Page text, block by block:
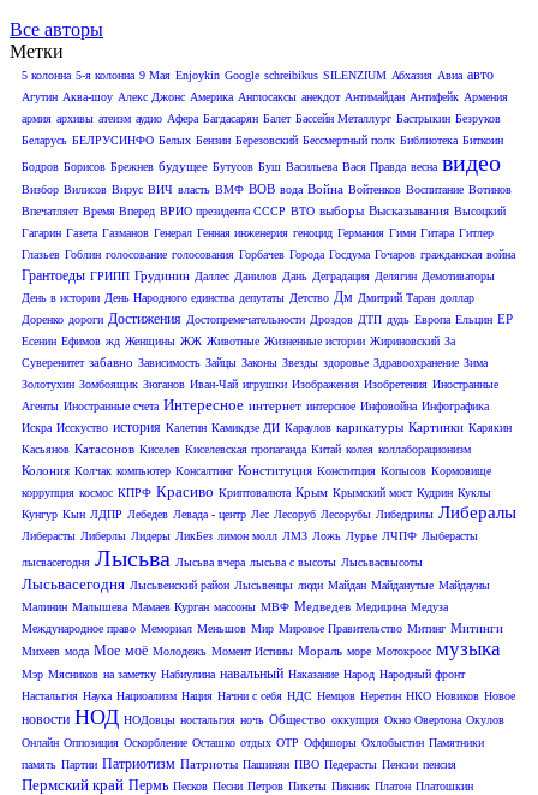
Все авторы
Метки
5 колонна 5-я колонна 9 Мая Enjoykin Google schreibikus SILENZIUM Абхазия Авиа авто
Агутин Аква-шоу Алекс Джонс Америка Англосаксы анекдот Антимайдан Антифейк Армения
армия архивы атеизм аудио Афера Багдасарян Балет Бассейн Металлург Бастрыкин Безруков
Беларусь БЕЛРУСИНФО Белых Бензин Березовский Бессмертный полк Библиотека Биткоин
Бодров Борисов Брежнев будущее Бутусов Буш Васильева Вася Правда весна видео
Визбор Вилисов Вирус ВИЧ власть ВМФ ВОВ вода Война Войтенков Воспитание Вотинов
Впечатляет Время Вперед ВРИО президента СССР ВТО выборы Высказывания Высоцкий
Гагарин Газета Газманов Генерал Генная инженерия геноцид Германия Гимн Гитара Гитлер
Глазьев Гоблин голосование голосования Горбачев Города Госдума Гочаров гражданская война
Грантоеды ГРИПП Грудинин Даллес Данилов Дань Деградация Делягин Демотиваторы
День в истории День Народного единства депутаты Детство Дм Дмитрий Таран доллар
Доренко дороги Достижения Достопремечательности Дроздов ДТП дудь Европа Ельцин ЕР
Есенин Ефимов жд Женщины ЖЖ Животные Жизненные истории Жириновский За
Суверенитет забавно Зависимость Зайцы Законы Звезды здоровье Здравоохранение Зима
Золотухин Зомбоящик Зюганов Иван-Чай игрушки Изображения Изобретения Иностранные
Агенты Иностранные счета Интересное интернет интерсное Инфовойна Инфографика
Искра Исскуство история Калетин Камикдзе ДИ Караулов карикатуры Картинки Карякин
Касьянов Катасонов Киселев Киселевская пропаганда Китай колея коллаборационизм
Колония Колчак компьютер Консалтинг Конституция Конститция Копысов Кормовище
коррупция космос КПРФ Красиво Криптовалюта Крым Крымский мост Кудрин Куклы
Кунгур Кын ЛДПР Лебедев Левада - центр Лес Лесоруб Лесорубы Либедрилы Либералы
Либерасты Либерлы Лидеры ЛикБез лимон молл ЛМЗ Ложь Лурье ЛЧПФ Лыберасты
лысвасегодня Лысьва Лысьва вчера лысьва с высоты Лысьвасвысоты
Лысьвасегодня Лысьвенский район Лысьвенцы люди Майдан Майданутые Майдауны
Малинин Малышева Мамаев Курган массоны МВФ Медведев Медицина Медуза
Международное право Мемориал Меньшов Мир Мировое Правительство Митинг Митинги
Михеев мода Мое моё Молодежь Момент Истины Мораль море Мотокросс музыка
Мэр Мясников на заметку Набиулина навальный Наказание Народ Народный фронт
Настальгия Наука Нациоализм Нация Начни с себя НДС Немцов Неретин НКО Новиков Новое
новости НОД НОДовцы ностальгия ночь Общество оккупция Окно Овертона Окулов
Онлайн Оппозиция Оскорбление Осташко отдых ОТР Оффшоры Охлобыстин Памятники
память Партии Патриотизм Патриоты Пашинян ПВО Педерасты Пенсии пенсия
Пермский край Пермь Песков Песни Петров Пикеты Пикник Платон Платошкин